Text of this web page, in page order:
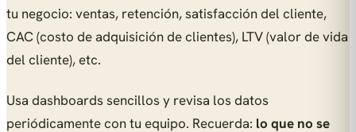
tu negocio: ventas, retención, satisfacción del cliente,
CAC (costo de adquisición de clientes), LTV (valor de vida
del cliente), etc.
Usa dashboards sencillos y revisa los datos
periódicamente con tu equipo. Recuerda: lo que no se